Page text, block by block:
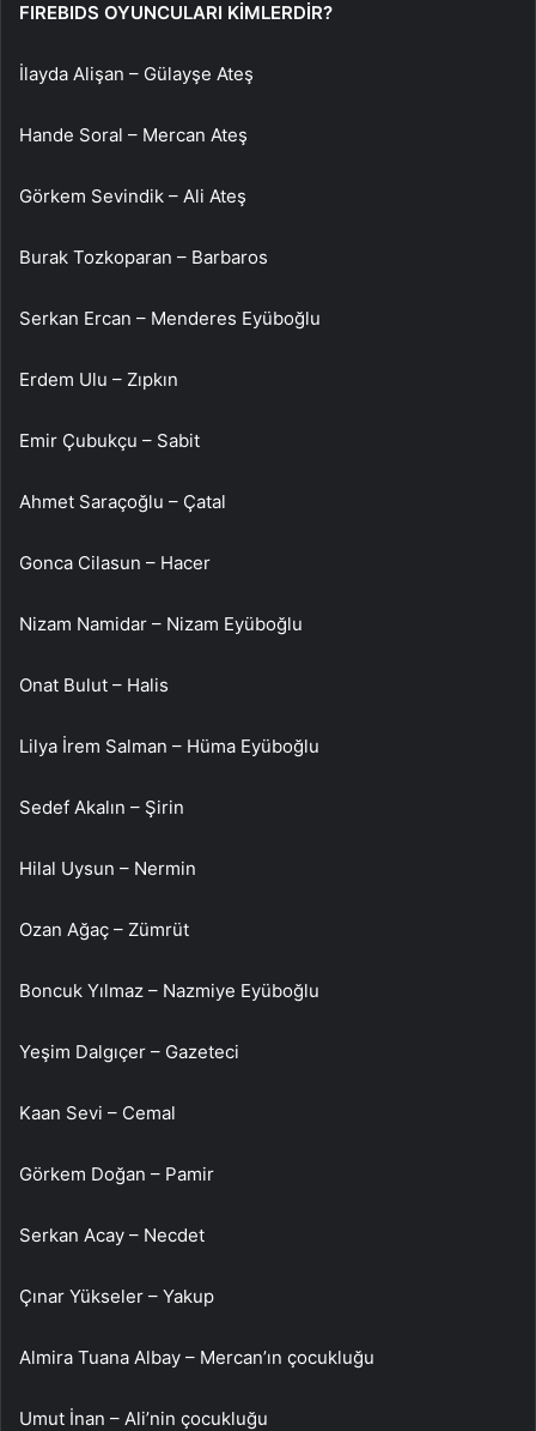
FIREBIDS OYUNCULARI KİMLERDİR?
İlayda Alişan – Gülayşe Ateş
Hande Soral – Mercan Ateş
Görkem Sevindik – Ali Ateş
Burak Tozkoparan – Barbaros
Serkan Ercan – Menderes Eyüboğlu
Erdem Ulu – Zıpkın
Emir Çubukçu – Sabit
Ahmet Saraçoğlu – Çatal
Gonca Cilasun – Hacer
Nizam Namidar – Nizam Eyüboğlu
Onat Bulut – Halis
Lilya İrem Salman – Hüma Eyüboğlu
Sedef Akalın – Şirin
Hilal Uysun – Nermin
Ozan Ağaç – Zümrüt
Boncuk Yılmaz – Nazmiye Eyüboğlu
Yeşim Dalgıçer – Gazeteci
Kaan Sevi – Cemal
Görkem Doğan – Pamir
Serkan Acay – Necdet
Çınar Yükseler – Yakup
Almira Tuana Albay – Mercan’ın çocukluğu
Umut İnan – Ali’nin çocukluğu